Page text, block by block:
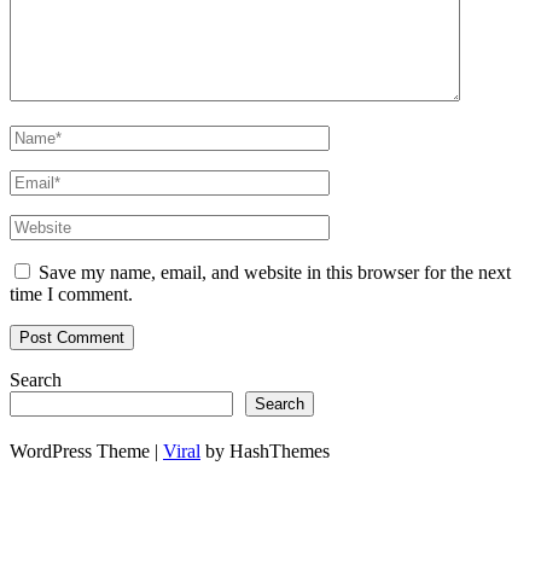
Save my name, email, and website in this browser for the next
time I comment.
Search
Search
WordPress Theme | Viral by HashThemes